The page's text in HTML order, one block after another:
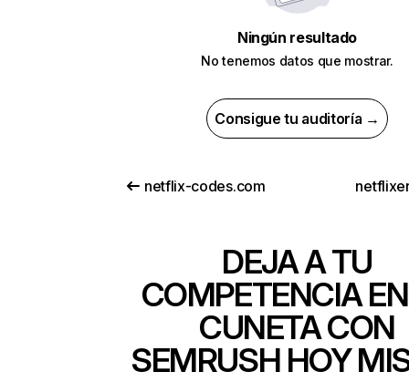
Ningún resultado
No tenemos datos que mostrar.
Consigue tu auditoría →
netflix-codes.com
DEJA A TU
COMPETENCIA
CUNETA CON
SEMRUSH HOY